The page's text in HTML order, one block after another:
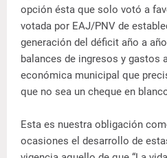
opción ésta que solo votó a
votada por EAJ/PNV de
generación del déficit año a
balances de ingresos y gastos
económica municipal que
que no sea un cheque en
Esta es nuestra obligación
ocasiones el desarrollo de